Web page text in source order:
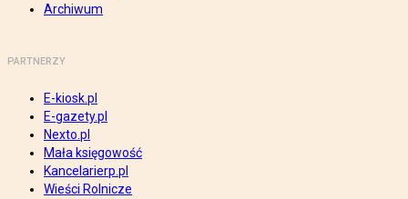
Archiwum
PARTNERZY
E-kiosk.pl
E-gazety.pl
Nexto.pl
Mała księgowość
Kancelarierp.pl
Wieści Rolnicze